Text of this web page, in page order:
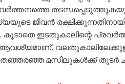
ജീവൻ രക്ഷിക്കുന്നതിനായി
കൂടാതെ ഇടതുകാലിന്റെ
ആവശ്യമാണ്.
ചതഞ്ഞരഞ്ഞ മസിലുകൾക്ക്